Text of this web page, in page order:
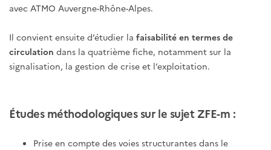
avec ATMO Auvergne-Rhône-Alpes.
Il convient ensuite d’étudier la faisabilité en termes de
circulation dans la quatrième fiche, notamment sur la
signalisation, la gestion de crise et l’exploitation.
Études méthodologiques sur le sujet ZFE-m :
Prise en compte des voies structurantes dans le